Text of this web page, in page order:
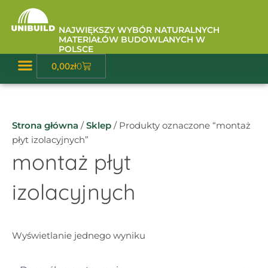
Przejdź
NAJWIĘKSZY WYBÓR NATURALNYCH
MATERIAŁÓW BUDOWLANYCH W
POLSCE
0,00zł0
Wózek
Strona główna /Sklep / Produkty oznaczone “montaż
płyt izolacyjnych”
montaż płyt
izolacyjnych
Wyświetlanie jednego wyniku